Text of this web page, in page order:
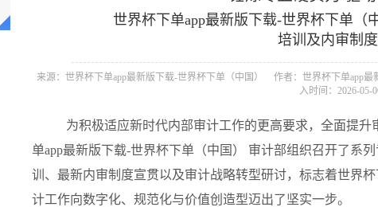
世界杯下单app最新版下载-世界杯下单（
培训及内审制
来源：世界杯下单app最新版下载-世界杯下单（中国） 作者：世界杯下单app
入时间：2026-05-
为积极适应新时代内部审计工作的更高要求，全面提
单app最新版下载-世界杯下单（中国） 审计部组织召开了系
训、最新内审制度宣贯以及审计战略转型研讨，标志着世界
计工作向数字化、规范化与价值创造型迈出了坚实一步。